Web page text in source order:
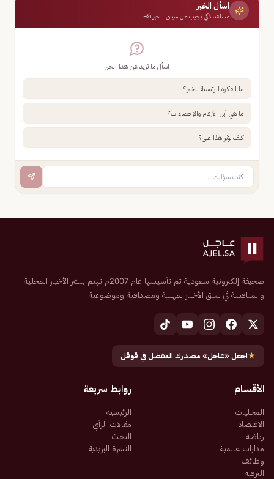
اسأل الخبر
مساعد ذكي يجيب من سياق الخبر فقط
اسأل ما تريد عن هذا الخبر
ما الفكرة الرئيسية للخبر؟
ما هي أبرز الأرقام والإحصاءات؟
كيف يؤثر هذا علي؟
صحيفة إلكترونية سعودية تم تأسيسها عام 2007م تهتم بنشر الأخبار المحلية
والمنافسة في سبق الأخبار بمهنية ومصداقية وموضوعية
★اجعل «عاجل» مصدرك المفضل في قوقل
الأقسام
المحليات
الاقتصاد
رياضة
مدارات عالمية
وظائف
الترفيه
روابط سريعة
الرئيسية
مقالات الرأي
البحث
النشرة البريدية